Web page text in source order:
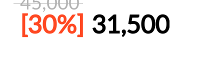
[30%] 31,500